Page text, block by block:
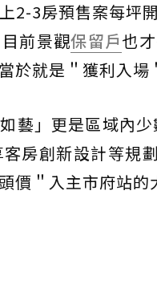
2-3房預售案每坪
前景觀保留戶也
於就是＂獲利入場
藝」更是區域內
房創新設計等規
價＂入主市府站的